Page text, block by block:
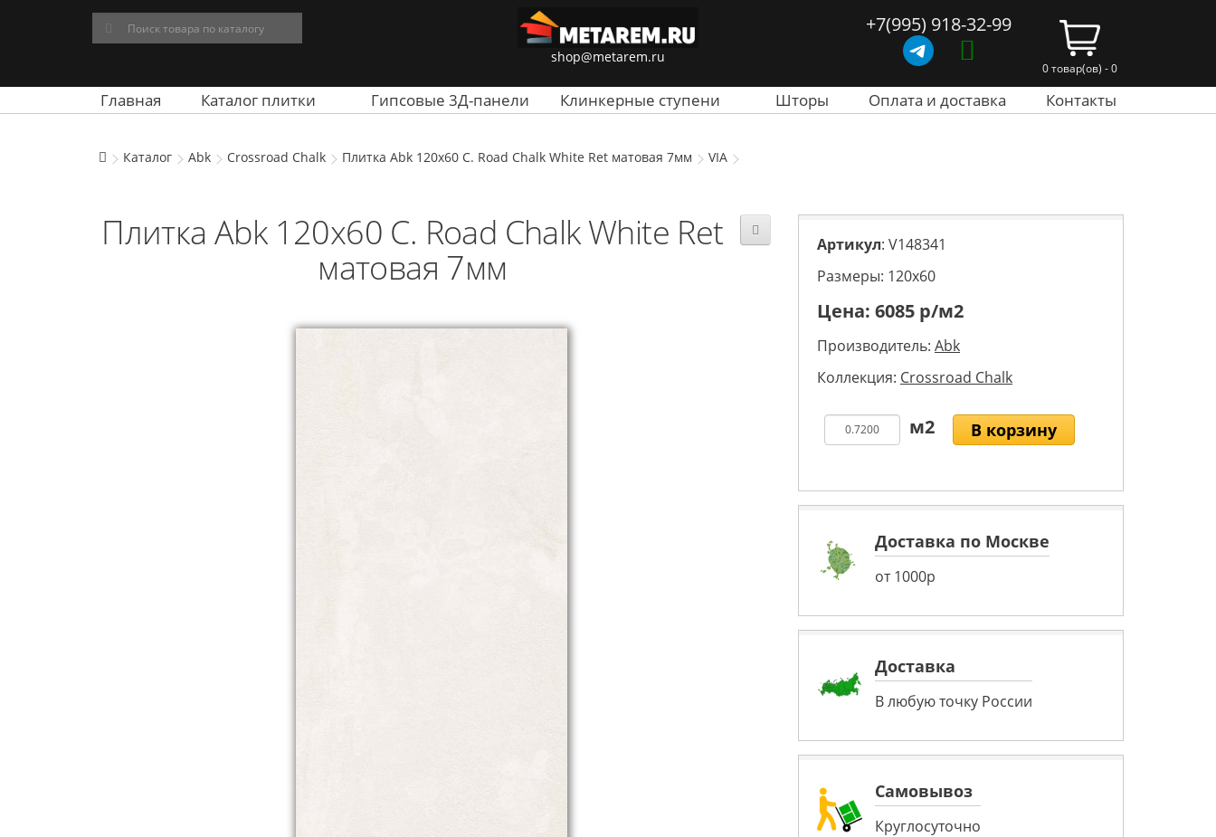
shop@metarem.ru
+7(995) 918-32-99
0 товар(ов) - 0
Главная Каталог плитки Гипсовые 3Д-панели Клинкерные ступени Шторы Оплата и доставка Контакты
Каталог Abk Crossroad Chalk Плитка Abk 120x60 C. Road Chalk White Ret матовая 7мм VIA
Плитка Abk 120x60 C. Road Chalk White Ret
матовая 7мм
Артикул: V148341
Размеры: 120х60
Цена: 6085 р/м2
Производитель: Abk
Коллекция: Crossroad Chalk
В корзину
Доставка по Москве
от 1000р
Доставка
В любую точку России
Самовывоз
Круглосуточно